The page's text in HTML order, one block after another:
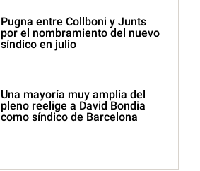
Pugna entre Collboni y Junts
por el nombramiento del nuevo
síndico en julio
Una mayoría muy amplia del
pleno reelige a David Bondia
como síndico de Barcelona